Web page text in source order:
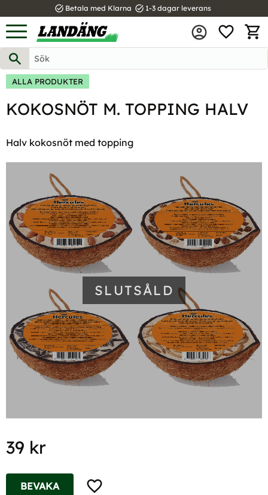
Meny
task_alt Betala med Klarna task_alt 1-3 dagar leverans
ALLA PRODUKTER
KOKOSNÖT M. TOPPING HALV
Halv kokosnöt med topping
SLUTSÅLD
39 kr
Lägg till i favoriter
BEVAKA